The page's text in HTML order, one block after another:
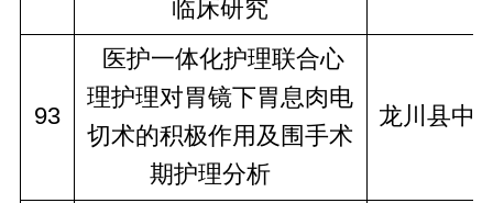
临床研究
93
医护一体化护理联合心
理护理对胃镜下胃息肉电
切术的积极作用及围手术
期护理分析
龙川县中